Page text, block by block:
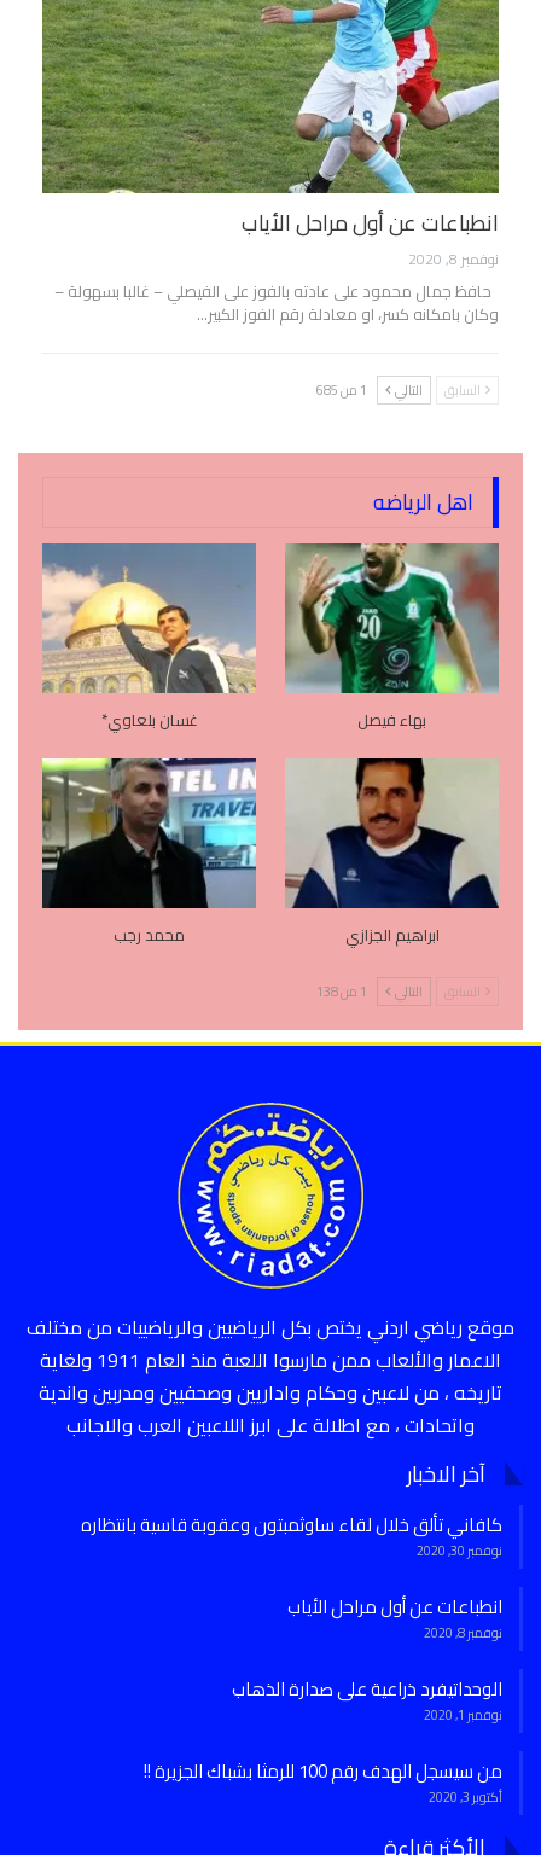
انطباعات عن أول مراحل الأياب
نوفمبر 8, 2020
حافظ جمال محمود على عادته بالفوز على الفيصلي – غالبا بسهولة –
وكان بامكانه كسر، او معادلة رقم الفوز الكبير…
السابق التالي 1 من 685
اهل الرياضه
بهاء فيصل غسان بلعاوي*
ابراهيم الجزازي محمد رجب
السابق التالي 1 من 138
موقع رياضي اردني يختص بكل الرياضيين والرياضييات من مختلف
الاعمار والألعاب ممن مارسوا اللعبة منذ العام 1911 ولغاية
تاريخه ، من لاعبين وحكام واداريين وصحفيين ومدربين واندية
واتحادات ، مع اطلالة على ابرز اللاعبين العرب والاجانب
آخر الاخبار
كافاني تألق خلال لقاء ساوثمبتون وعقوبة قاسية بانتظاره
نوفمبر 30, 2020
انطباعات عن أول مراحل الأياب
نوفمبر 8, 2020
الوحداتيفرد ذراعية على صدارة الذهاب
نوفمبر 1, 2020
من سيسجل الهدف رقم 100 للرمثا بشباك الجزيرة !!
أكتوبر 3, 2020